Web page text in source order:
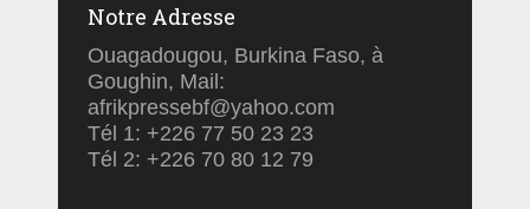
Notre Adresse
Ouagadougou, Burkina Faso, à
Goughin, Mail:
afrikpressebf@yahoo.com
Tél 1: +226 77 50 23 23
Tél 2: +226 70 80 12 79